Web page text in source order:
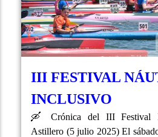
III FESTIVAL
INCLUSIVO
🛶 Crónica del III Festival
Astillero (5 julio 2025) El